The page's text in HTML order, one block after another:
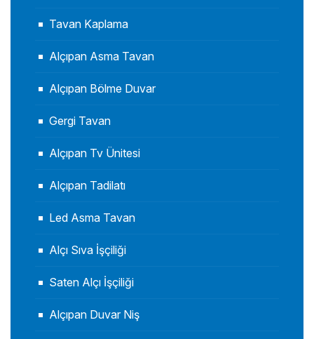
Tavan Kaplama
Alçıpan Asma Tavan
Alçıpan Bölme Duvar
Gergi Tavan
Alçıpan Tv Ünitesi
Alçıpan Tadilatı
Led Asma Tavan
Alçı Sıva İşçiliği
Saten Alçı İşçiliği
Alçıpan Duvar Niş